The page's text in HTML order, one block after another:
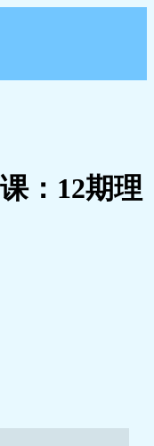
：12期理